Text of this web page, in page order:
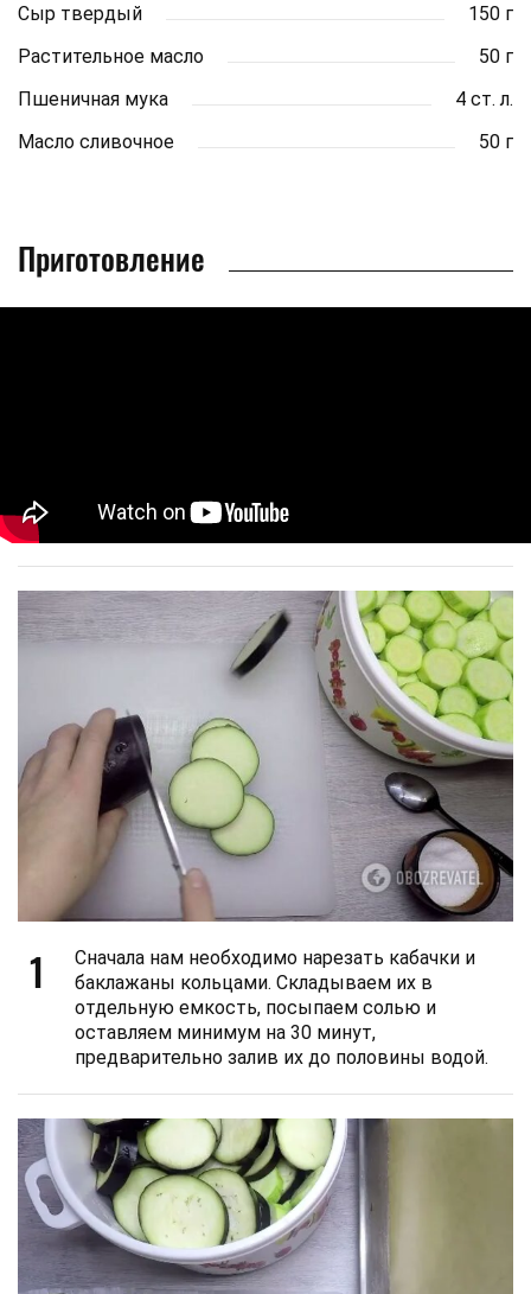
Сыр твердый
150 г
Растительное масло
50 г
Пшеничная мука
4 ст. л.
Масло сливочное
50 г
Приготовление
1
Сначала нам необходимо нарезать кабачки и
баклажаны кольцами. Складываем их в
отдельную емкость, посыпаем солью и
оставляем минимум на 30 минут,
предварительно залив их до половины водой.